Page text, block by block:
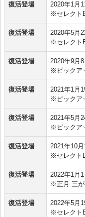
復活登場
2020年1月
※セレクト
復活登場
2020年5月
※セレクト
復活登場
2020年9月
※ピックア
復活登場
2021年1月
※ピックア
復活登場
2021年5月
※ピックア
復活登場
2021年10
※セレクト
復活登場
2022年1月
※正月 三が
復活登場
2022年5月
※セレクト